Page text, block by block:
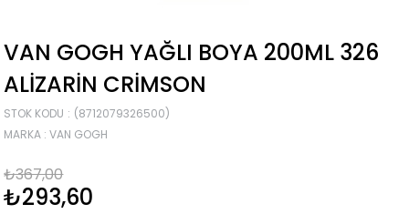
VAN GOGH YAĞLI BOYA 200ML 326
ALIZARIN CRIMSON
STOK KODU
(8712079326500)
MARKA : VAN GOGH
₺367,00
₺293,60